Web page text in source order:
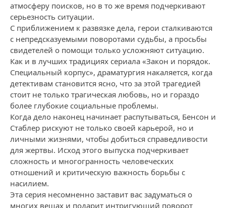
атмосферу поисков, но в то же время подчеркивают
серьезность ситуации.
С приближением к развязке дела, герои сталкиваются
с непредсказуемыми поворотами судьбы, а просьбы
свидетелей о помощи только усложняют ситуацию.
Как и в лучших традициях сериала «Закон и порядок.
Специальный корпус», драматургия накаляется, когда
детективам становится ясно, что за этой трагедией
стоит не только трагическая любовь, но и гораздо
более глубокие социальные проблемы.
Когда дело наконец начинает распутываться, Бенсон и
Стаблер рискуют не только своей карьерой, но и
личными жизнями, чтобы добиться справедливости
для жертвы. Исход этого выпуска подчеркивает
сложность и многогранность человеческих
отношений и критическую важность борьбы с
насилием.
Эта серия несомненно заставит вас задуматься о
многих вещах и подарит интригующий поворот